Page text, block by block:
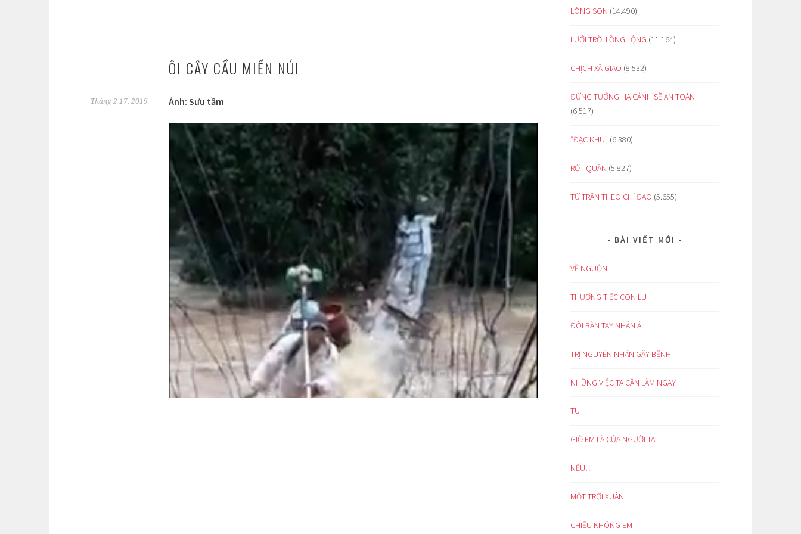
ÔI CÂY CẦU MIỀN NÚI
Tháng 2 17, 2019 Ảnh: Sưu tầm
LÒNG SON (14.490)
LƯỚI TRỜI LỒNG LỘNG (11.164)
CHỊCH XÃ GIAO (8.532)
ĐỪNG TƯỞNG HẠ CÁNH SẼ AN TOÀN
(6.517)
“ĐẶC KHU” (6.380)
RỚT QUẦN (5.827)
TỪ TRẦN THEO CHỈ ĐẠO (5.655)
BÀI VIẾT MỚI
VỀ NGUỒN
THƯƠNG TIẾC CON LU
ĐÔI BÀN TAY NHÂN ÁI
TRỊ NGUYÊN NHÂN GÂY BỆNH
NHỮNG VIỆC TA CẦN LÀM NGAY
TU
GIỜ EM LÀ CỦA NGƯỜI TA
NẾU…
MỘT TRỜI XUÂN
CHIỀU KHÔNG EM